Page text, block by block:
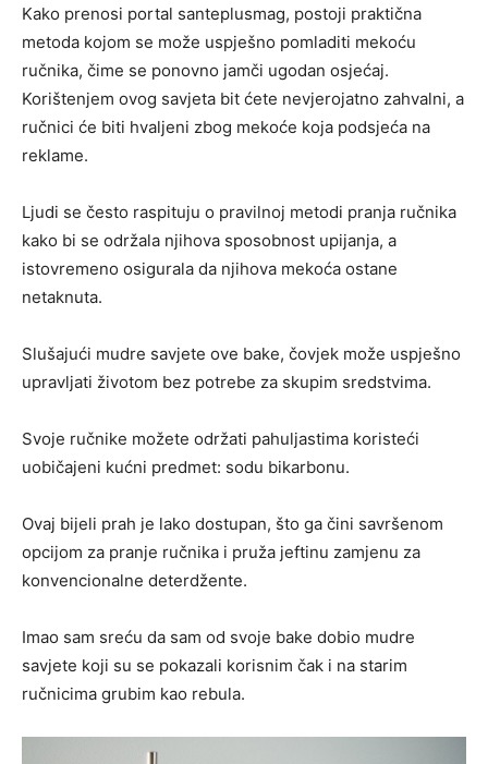
Kako prenosi portal santeplusmag, postoji praktična
metoda kojom se može uspješno pomladiti mekoću
ručnika, čime se ponovno jamči ugodan osjećaj.
Korištenjem ovog savjeta bit ćete nevjerojatno zahvalni, a
ručnici će biti hvaljeni zbog mekoće koja podsjeća na
reklame.
Ljudi se često raspituju o pravilnoj metodi pranja ručnika
kako bi se održala njihova sposobnost upijanja, a
istovremeno osigurala da njihova mekoća ostane
netaknuta.
Slušajući mudre savjete ove bake, čovjek može uspješno
upravljati životom bez potrebe za skupim sredstvima.
Svoje ručnike možete održati pahuljastima koristeći
uobičajeni kućni predmet: sodu bikarbonu.
Ovaj bijeli prah je lako dostupan, što ga čini savršenom
opcijom za pranje ručnika i pruža jeftinu zamjenu za
konvencionalne deterdžente.
Imao sam sreću da sam od svoje bake dobio mudre
savjete koji su se pokazali korisnim čak i na starim
ručnicima grubim kao rebula.